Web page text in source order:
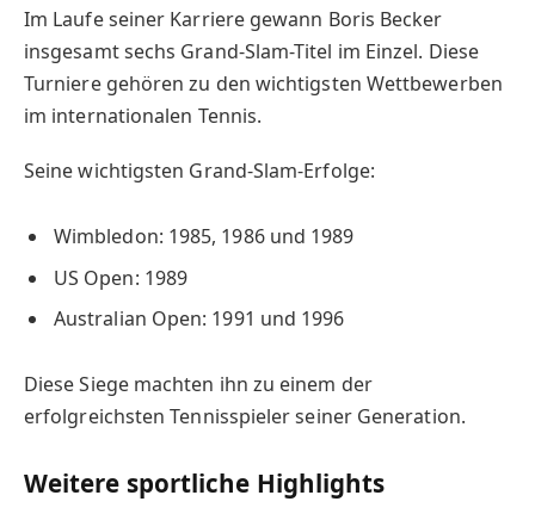
Im Laufe seiner Karriere gewann Boris Becker
insgesamt sechs Grand-Slam-Titel im Einzel. Diese
Turniere gehören zu den wichtigsten Wettbewerben
im internationalen Tennis.
Seine wichtigsten Grand-Slam-Erfolge:
Wimbledon: 1985, 1986 und 1989
US Open: 1989
Australian Open: 1991 und 1996
Diese Siege machten ihn zu einem der
erfolgreichsten Tennisspieler seiner Generation.
Weitere sportliche Highlights